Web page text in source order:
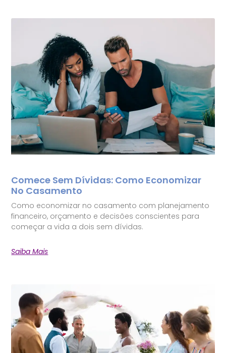
Comece Sem Dívidas: Como Economizar
No Casamento
Como economizar no casamento com planejamento
financeiro, orçamento e decisões conscientes para
começar a vida a dois sem dívidas.
Saiba Mais